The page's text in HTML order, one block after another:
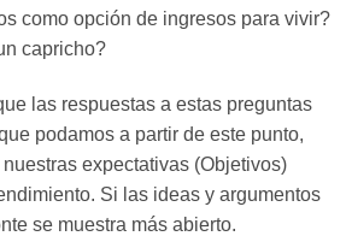
como opción de ingresos para vivir?
capricho?
las respuestas a estas preguntas
podamos a partir de este punto,
expectativas (Objetivos)
Si las ideas y argumentos
se muestra más abierto.